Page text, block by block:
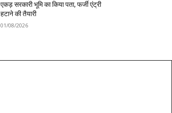
एकड़ सरकारी भूमि का किया पता, फर्जी एंट्री
हटाने की तैयारी
01/08/2026